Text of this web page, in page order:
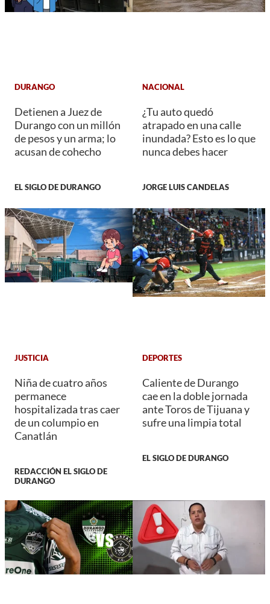
DURANGO
Detienen a Juez de
Durango con un millón
de pesos y un arma; lo
acusan de cohecho
EL SIGLO DE DURANGO
NACIONAL
¿Tu auto quedó
atrapado en una calle
inundada? Esto es lo que
nunca debes hacer
JORGE LUIS CANDELAS
JUSTICIA
Niña de cuatro años
permanece
hospitalizada tras caer
de un columpio en
Canatlán
REDACCIÓN EL SIGLO DE
DURANGO
DEPORTES
Caliente de Durango
cae en la doble jornada
ante Toros de Tijuana y
sufre una limpia total
EL SIGLO DE DURANGO